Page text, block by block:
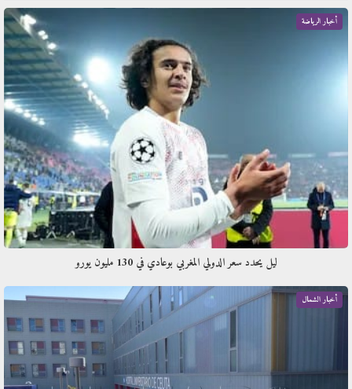
أخبار الرياضة
​ليل يحدد سعر الدولي المغربي بوعادي في 130 مليون يورو
أخبار الشمال